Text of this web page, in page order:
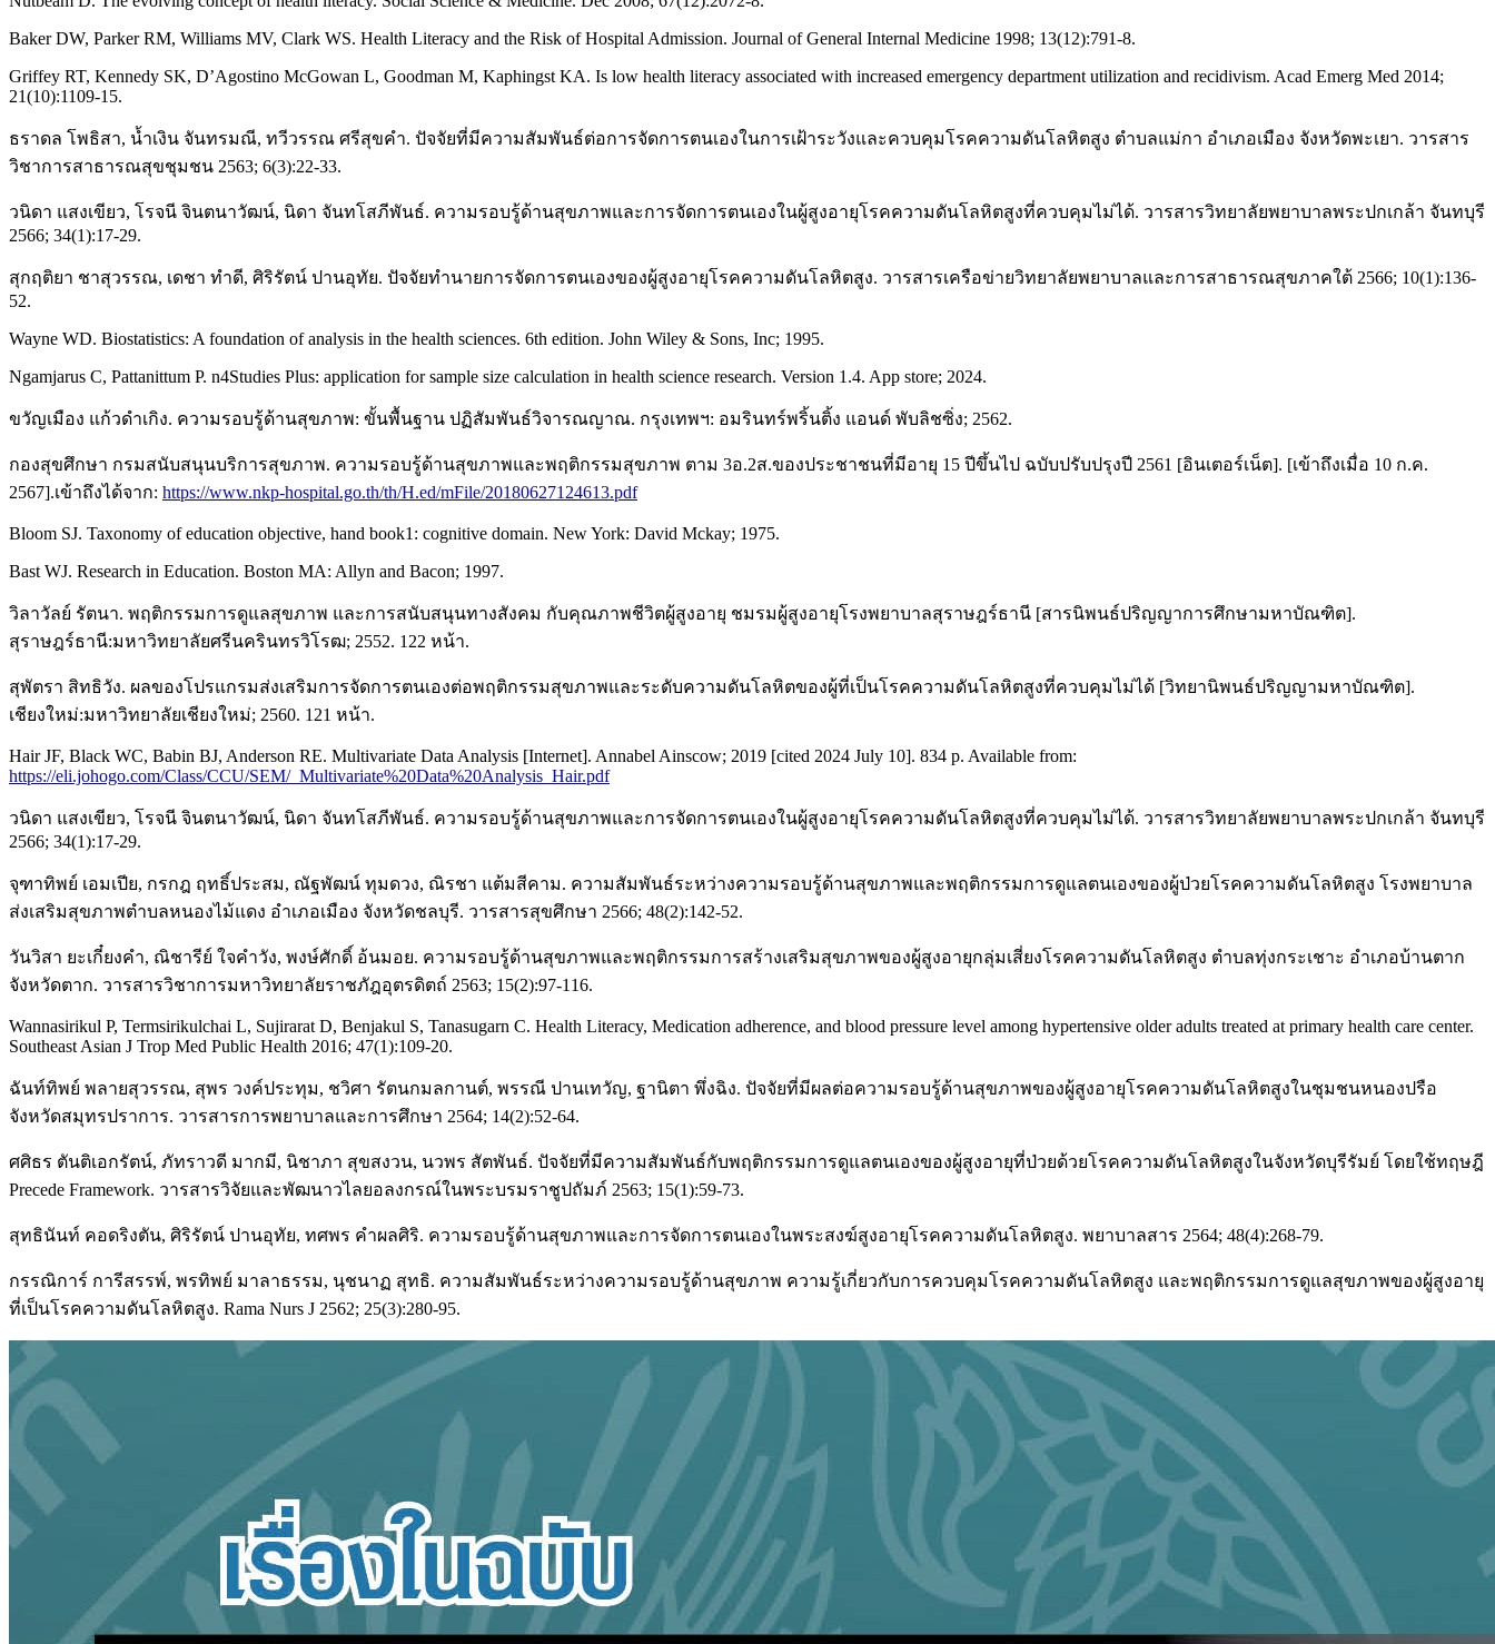
Baker DW, Parker RM, Williams MV, Clark WS. Health Literacy and the Risk of Hospital Admission. Journal of General Internal Medicine 1998; 13(12):791-8.
Griffey RT, Kennedy SK, D’Agostino McGowan L, Goodman M, Kaphingst KA. Is low health literacy associated with increased emergency department utilization and recidivism. Acad Emerg Med 2014;
21(10):1109-15.
ธราดล โพธิสา, น้ำเงิน จันทรมณี, ทวีวรรณ ศรีสุขคำ. ปัจจัยที่มีความสัมพันธ์ต่อการจัดการตนเองในการเฝ้าระวังและควบคุมโรคความดันโลหิตสูง ตำบลแม่กา อำเภอเมือง จังหวัดพะเยา. วารสาร
วิชาการสาธารณสุขชุมชน 2563; 6(3):22-33.
วนิดา แสงเขียว, โรจนี จินตนาวัฒน์, นิดา จันทโสภีพันธ์. ความรอบรู้ด้านสุขภาพและการจัดการตนเองในผู้สูงอายุโรคความดันโลหิตสูงที่ควบคุมไม่ได้. วารสารวิทยาลัยพยาบาลพระปกเกล้า จันทบุรี
2566; 34(1):17-29.
สุกฤติยา ชาสุวรรณ, เดชา ทำดี, ศิริรัตน์ ปานอุทัย. ปัจจัยทำนายการจัดการตนเองของผู้สูงอายุโรคความดันโลหิตสูง. วารสารเครือข่ายวิทยาลัยพยาบาลและการสาธารณสุขภาคใต้ 2566; 10(1):136-
52.
Wayne WD. Biostatistics: A foundation of analysis in the health sciences. 6th edition. John Wiley & Sons, Inc; 1995.
Ngamjarus C, Pattanittum P. n4Studies Plus: application for sample size calculation in health science research. Version 1.4. App store; 2024.
ขวัญเมือง แก้วดำเกิง. ความรอบรู้ด้านสุขภาพ: ขั้นพื้นฐาน ปฏิสัมพันธ์วิจารณญาณ. กรุงเทพฯ: อมรินทร์พริ้นติ้ง แอนด์ พับลิชซิ่ง; 2562.
กองสุขศึกษา กรมสนับสนุนบริการสุขภาพ. ความรอบรู้ด้านสุขภาพและพฤติกรรมสุขภาพ ตาม 3อ.2ส.ของประชาชนที่มีอายุ 15 ปีขึ้นไป ฉบับปรับปรุงปี 2561 [อินเตอร์เน็ต]. [เข้าถึงเมื่อ 10 ก.ค.
2567].เข้าถึงได้จาก: https://www.nkp-hospital.go.th/th/H.ed/mFile/20180627124613.pdf
Bloom SJ. Taxonomy of education objective, hand book1: cognitive domain. New York: David Mckay; 1975.
Bast WJ. Research in Education. Boston MA: Allyn and Bacon; 1997.
วิลาวัลย์ รัตนา. พฤติกรรมการดูแลสุขภาพ และการสนับสนุนทางสังคม กับคุณภาพชีวิตผู้สูงอายุ ชมรมผู้สูงอายุโรงพยาบาลสุราษฎร์ธานี [สารนิพนธ์ปริญญาการศึกษามหาบัณฑิต].
สุราษฎร์ธานี:มหาวิทยาลัยศรีนครินทรวิโรฒ; 2552. 122 หน้า.
สุพัตรา สิทธิวัง. ผลของโปรแกรมส่งเสริมการจัดการตนเองต่อพฤติกรรมสุขภาพและระดับความดันโลหิตของผู้ที่เป็นโรคความดันโลหิตสูงที่ควบคุมไม่ได้ [วิทยานิพนธ์ปริญญามหาบัณฑิต].
เชียงใหม่:มหาวิทยาลัยเชียงใหม่; 2560. 121 หน้า.
Hair JF, Black WC, Babin BJ, Anderson RE. Multivariate Data Analysis [Internet]. Annabel Ainscow; 2019 [cited 2024 July 10]. 834 p. Available from:
https://eli.johogo.com/Class/CCU/SEM/_Multivariate%20Data%20Analysis_Hair.pdf
วนิดา แสงเขียว, โรจนี จินตนาวัฒน์, นิดา จันทโสภีพันธ์. ความรอบรู้ด้านสุขภาพและการจัดการตนเองในผู้สูงอายุโรคความดันโลหิตสูงที่ควบคุมไม่ได้. วารสารวิทยาลัยพยาบาลพระปกเกล้า จันทบุรี
2566; 34(1):17-29.
จุฑาทิพย์ เอมเปีย, กรกฎ ฤทธิ์ประสม, ณัฐพัฒน์ ทุมดวง, ณิรชา แต้มสีคาม. ความสัมพันธ์ระหว่างความรอบรู้ด้านสุขภาพและพฤติกรรมการดูแลตนเองของผู้ป่วยโรคความดันโลหิตสูง โรงพยาบาล
ส่งเสริมสุขภาพตำบลหนองไม้แดง อำเภอเมือง จังหวัดชลบุรี. วารสารสุขศึกษา 2566; 48(2):142-52.
วันวิสา ยะเกี๋ยงคำ, ณิชารีย์ ใจคำวัง, พงษ์ศักดิ์ อ้นมอย. ความรอบรู้ด้านสุขภาพและพฤติกรรมการสร้างเสริมสุขภาพของผู้สูงอายุกลุ่มเสี่ยงโรคความดันโลหิตสูง ตำบลทุ่งกระเชาะ อำเภอบ้านตาก
จังหวัดตาก. วารสารวิชาการมหาวิทยาลัยราชภัฎอุตรดิตถ์ 2563; 15(2):97-116.
Wannasirikul P, Termsirikulchai L, Sujirarat D, Benjakul S, Tanasugarn C. Health Literacy, Medication adherence, and blood pressure level among hypertensive older adults treated at primary health care center.
Southeast Asian J Trop Med Public Health 2016; 47(1):109-20.
ฉันท์ทิพย์ พลายสุวรรณ, สุพร วงค์ประทุม, ชวิศา รัตนกมลกานต์, พรรณี ปานเทวัญ, ฐานิตา พึ่งฉิง. ปัจจัยที่มีผลต่อความรอบรู้ด้านสุขภาพของผู้สูงอายุโรคความดันโลหิตสูงในชุมชนหนองปรือ
จังหวัดสมุทรปราการ. วารสารการพยาบาลและการศึกษา 2564; 14(2):52-64.
ศศิธร ตันติเอกรัตน์, ภัทราวดี มากมี, นิชาภา สุขสงวน, นวพร สัตพันธ์. ปัจจัยที่มีความสัมพันธ์กับพฤติกรรมการดูแลตนเองของผู้สูงอายุที่ป่วยด้วยโรคความดันโลหิตสูงในจังหวัดบุรีรัมย์ โดยใช้ทฤษฎี
Precede Framework. วารสารวิจัยและพัฒนาวไลยอลงกรณ์ในพระบรมราชูปถัมภ์ 2563; 15(1):59-73.
สุทธินันท์ คอดริงตัน, ศิริรัตน์ ปานอุทัย, ทศพร คำผลศิริ. ความรอบรู้ด้านสุขภาพและการจัดการตนเองในพระสงฆ์สูงอายุโรคความดันโลหิตสูง. พยาบาลสาร 2564; 48(4):268-79.
กรรณิการ์ การีสรรพ์, พรทิพย์ มาลาธรรม, นุชนาฏ สุทธิ. ความสัมพันธ์ระหว่างความรอบรู้ด้านสุขภาพ ความรู้เกี่ยวกับการควบคุมโรคความดันโลหิตสูง และพฤติกรรมการดูแลสุขภาพของผู้สูงอายุ
ที่เป็นโรคความดันโลหิตสูง. Rama Nurs J 2562; 25(3):280-95.